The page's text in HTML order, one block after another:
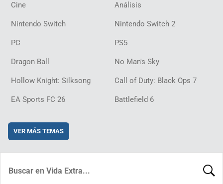
Cine Análisis
Nintendo Switch Nintendo Switch 2
PC PS5
Dragon Ball No Man's Sky
Hollow Knight: Silksong Call of Duty: Black Ops 7
EA Sports FC 26 Battlefield 6
VER MÁS TEMAS